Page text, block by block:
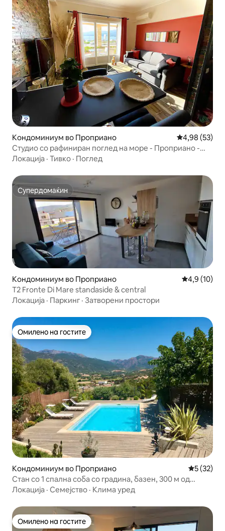
Кондоминиум во Проприано Просечна
4,98 (53)
Студио со рафиниран поглед на море - Проприано -
Јужна Корзика
Локација · Тивко · Поглед
Супердомаќин
Супердомаќин
Кондоминиум во Проприано Просечна
4,9 (10)
T2 Fronte Di Mare standaside & central
Локација · Паркинг · Затворени простори
Омилено на гостите
Омилено на гостите
Кондоминиум во Проприано Просечна
5 (32)
Стан со 1 спална соба со градина, базен, 300 м од
плажа
Локација · Семејство · Клима уред
Омилено на гостите
Омилено на гостите